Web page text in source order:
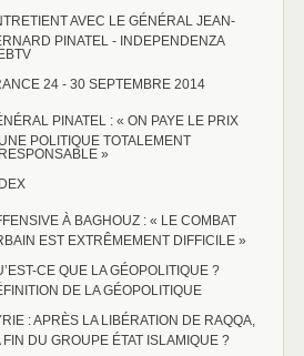
AVEC LE GÉNÉRAL JEAN-
PINATEL - INDEPENDENZA
24 - 30 SEPTEMBRE 2014
PINATEL : « ON PAYE LE PRIX
POLITIQUE TOTALEMENT
»
À BAGHOUZ : « LE COMBAT
EST EXTRÊMEMENT DIFFICILE »
CE QUE LA GÉOPOLITIQUE ?
DE LA GÉOPOLITIQUE
: APRÈS LA LIBÉRATION DE RAQQA,
FIN DU GROUPE ÉTAT ISLAMIQUE ?